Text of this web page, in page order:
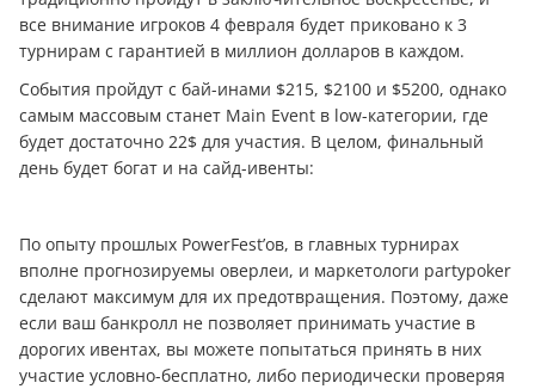
все внимание игроков 4 февраля будет приковано к 3
турнирам с гарантией в миллион долларов в каждом.
События пройдут с бай-инами $215, $2100 и $5200, однако
самым массовым станет Main Event в low-категории, где
будет достаточно 22$ для участия. В целом, финальный
день будет богат и на сайд-ивенты:
По опыту прошлых PowerFest’ов, в главных турнирах
вполне прогнозируемы оверлеи, и маркетологи partypoker
сделают максимум для их предотвращения. Поэтому, даже
если ваш банкролл не позволяет принимать участие в
дорогих ивентах, вы можете попытаться принять в них
участие условно-бесплатно, либо периодически проверяя